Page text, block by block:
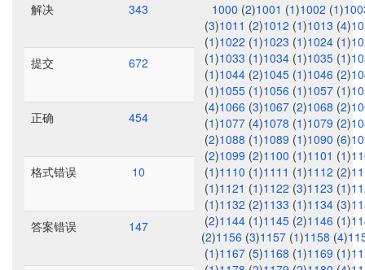
解决
343 1000 (2)1001 (1)1002 (1)
(3)1011 (2)1012 (1)1013 (4)
(1)1022 (1)1023 (1)1024 (1)
(1)1033 (1)1034 (1)1035 (1)
(1)1044 (2)1045 (1)1046 (2)
(1)1055 (1)1056 (1)1057 (1)
(4)1066 (3)1067 (2)1068 (2)
(1)1077 (4)1078 (1)1079 (2)
(2)1088 (1)1089 (1)1090 (6)
(2)1099 (2)1100 (1)1101 (1)
(1)1110 (1)1111 (1)1112 (2)
(1)1121 (1)1122 (3)1123 (1)
(1)1132 (2)1133 (1)1134 (3)
(2)1144 (1)1145 (2)1146 (1)
(2)1156 (3)1157 (1)1158 (4)
(1)1167 (5)1168 (1)1169 (1)
提交 672
正确 454
格式错误 10
答案错误 147